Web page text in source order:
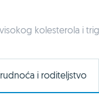
kolesterola i
i roditeljstvo